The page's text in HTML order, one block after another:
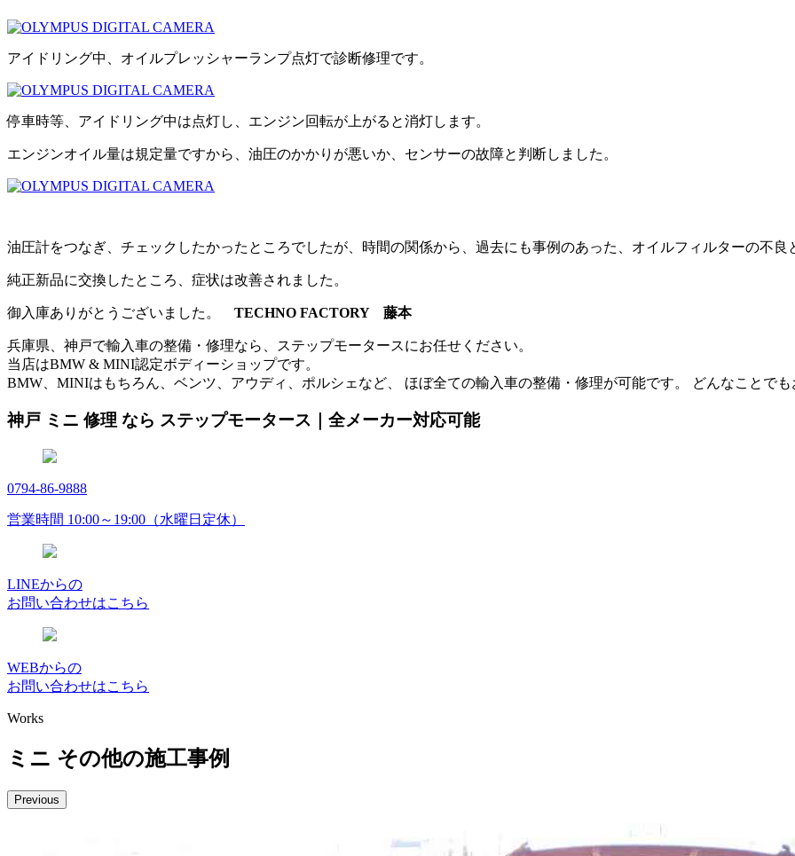
アイドリング中、オイルプレッシャーランプ点灯で診断修理です。
停車時等、アイドリング中は点灯し、エンジン回転が上がると消灯します。
エンジンオイル量は規定量ですから、油圧のかかりが悪いか、センサーの故障と判断しました。
油圧計をつなぎ、チェックしたかったところでしたが、時間の関係から、過去にも事例のあった、オイルフィルターの不良
純正新品に交換したところ、症状は改善されました。
御入庫ありがとうございました。 TECHNO FACTORY 藤本
兵庫県、神戸で輸入車の整備・修理なら、ステップモータースにお任せください。
当店はBMW & MINI認定ボディーショップです。
BMW、MINIはもちろん、ベンツ、アウディ、ポルシェなど、 ほぼ全ての輸入車の整備・修理が可能です。 どんなことで
神戸 ミニ 修理 なら ステップモータース｜全メーカー対応可能
0794-86-9888
営業時間 10:00～19:00（水曜日定休）
LINEからの
お問い合わせはこちら
WEBからの
お問い合わせはこちら
Works
ミニ その他の施工事例
Previous